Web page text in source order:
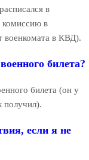
в
комиссию в
военкомата в КВД).
билета?
билета (он у
получил).
если я не